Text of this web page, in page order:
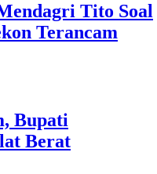
Tito Soal
Terancam
Bupati
Berat